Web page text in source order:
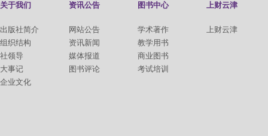
关于我们
出版社简介
组织结构
社领导
大事记
企业文化
资讯公告
网站公告
资讯新闻
媒体报道
图书评论
图书中心
学术著作
教学用书
商业图书
考试培训
上财云津
上财云津